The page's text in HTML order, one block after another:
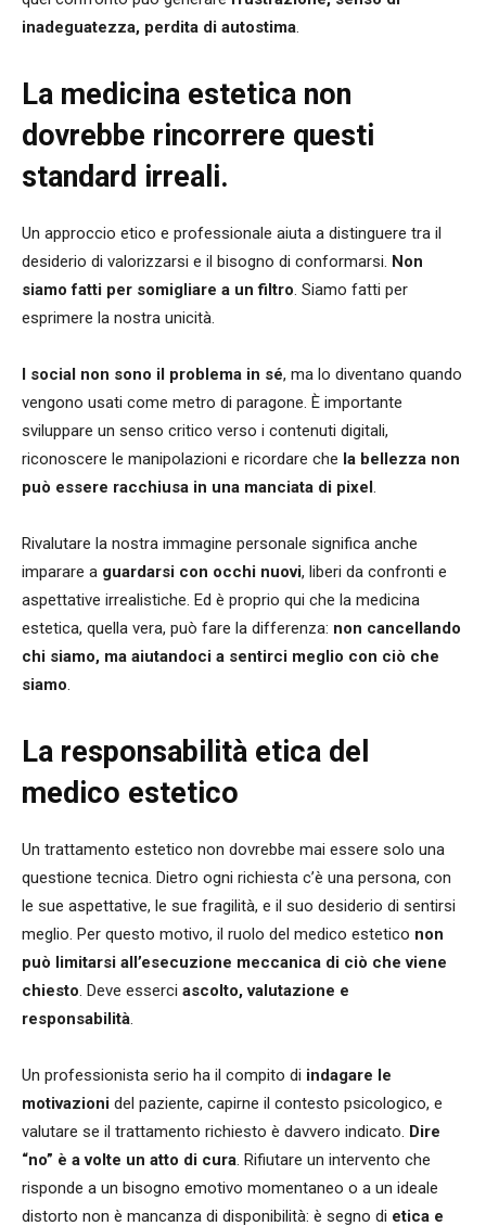
inadeguatezza, perdita di autostima.
La medicina estetica non
dovrebbe rincorrere questi
standard irreali.
Un approccio etico e professionale aiuta a distinguere tra il
desiderio di valorizzarsi e il bisogno di conformarsi. Non
siamo fatti per somigliare a un filtro. Siamo fatti per
esprimere la nostra unicità.
I social non sono il problema in sé, ma lo diventano quando
vengono usati come metro di paragone. È importante
sviluppare un senso critico verso i contenuti digitali,
riconoscere le manipolazioni e ricordare che la bellezza non
può essere racchiusa in una manciata di pixel .
Rivalutare la nostra immagine personale significa anche
imparare a guardarsi con occhi nuovi, liberi da confronti e
aspettative irrealistiche. Ed è proprio qui che la medicina
estetica, quella vera, può fare la differenza: non cancellando
chi siamo, ma aiutandoci a sentirci meglio con ciò che
siamo.
La responsabilità etica del
medico estetico
Un trattamento estetico non dovrebbe mai essere solo una
questione tecnica. Dietro ogni richiesta c’è una persona, con
le sue aspettative, le sue fragilità, e il suo desiderio di sentirsi
meglio. Per questo motivo, il ruolo del medico estetico non
può limitarsi all’esecuzione meccanica di ciò che viene
chiesto. Deve esserci ascolto, valutazione e
responsabilità.
Un professionista serio ha il compito di indagare le
motivazioni del paziente, capirne il contesto psicologico, e
valutare se il trattamento richiesto è davvero indicato. Dire
“no” è a volte un atto di cura. Rifiutare un intervento che
risponde a un bisogno emotivo momentaneo o a un ideale
distorto non è mancanza di disponibilità: è segno di etica e